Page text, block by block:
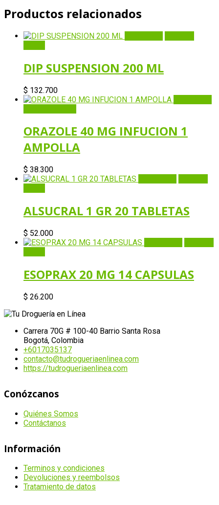
Productos relacionados
DIP SUSPENSION 200 ML
$ 132.700
ORAZOLE 40 MG INFUCION 1
AMPOLLA
$ 38.300
ALSUCRAL 1 GR 20 TABLETAS
$ 52.000
ESOPRAX 20 MG 14 CAPSULAS
$ 26.200
Carrera 70G # 100-40 Barrio Santa Rosa
Bogotá, Colombia
+6017035137
contacto@tudrogueriaenlinea.com
https://tudrogueriaenlinea.com
Conózcanos
Quiénes Somos
Contáctanos
Información
Terminos y condiciones
Devoluciones y reembolsos
Tratamiento de datos